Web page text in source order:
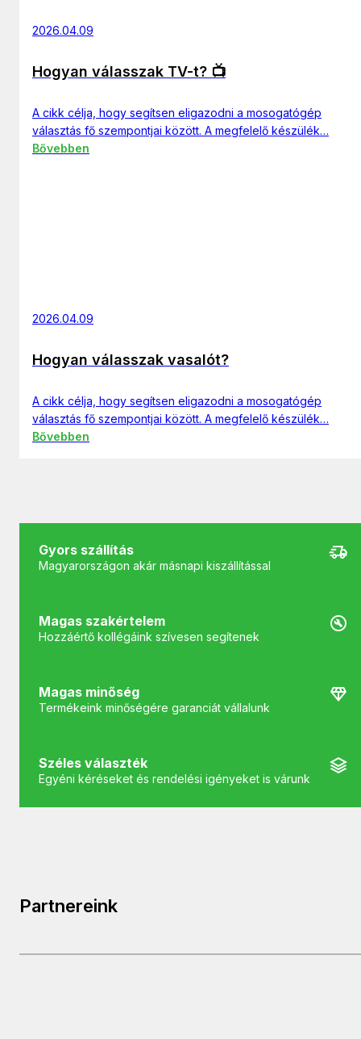
2026.04.09
Hogyan válasszak TV-t? 📺
A cikk célja, hogy segítsen eligazodni a mosogatógép
választás fő szempontjai között. A megfelelő készülék…
Bővebben
2026.04.09
Hogyan válasszak vasalót?
A cikk célja, hogy segítsen eligazodni a mosogatógép
választás fő szempontjai között. A megfelelő készülék…
Bővebben
Gyors szállítás
Magyarországon akár másnapi kiszállítással
Magas szakértelem
Hozzáértő kollégáink szívesen segítenek
Magas minőség
Termékeink minőségére garanciát vállalunk
Széles választék
Egyéni kéréseket és rendelési igényeket is várunk
Partnereink